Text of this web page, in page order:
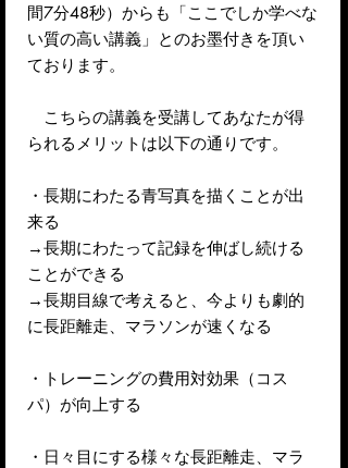
間7分48秒）からも「ここでしか学べな
い質の高い講義」とのお墨付きを頂い
ております。
こちらの講義を受講してあなたが得
られるメリットは以下の通りです。
・長期にわたる青写真を描くことが出
来る
→長期にわたって記録を伸ばし続ける
ことができる
→長期目線で考えると、今よりも劇的
に長距離走、マラソンが速くなる
・トレーニングの費用対効果（コス
パ）が向上する
・日々目にする様々な長距離走、マラ